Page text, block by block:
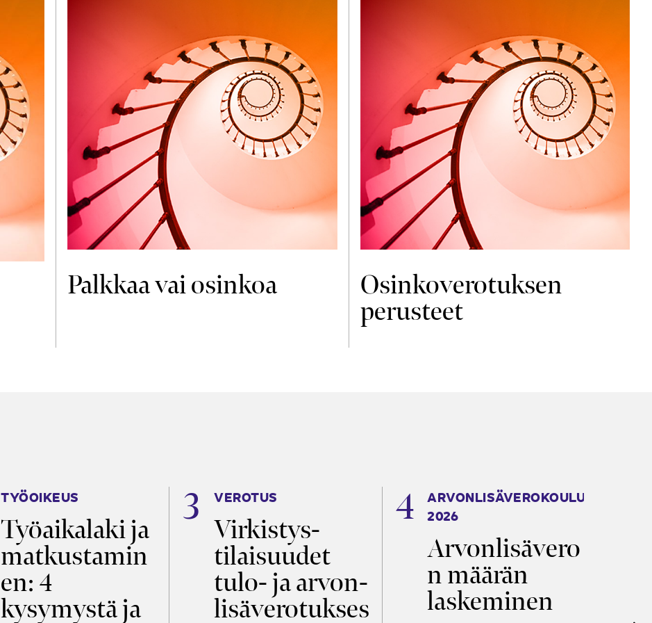
Palkkaa vai osinkoa Osinkoverotuksen
perusteet
TYÖOIKEUS
Työaikalaki ja
matkustamin
en: 4
kysymystä ja
VEROTUS
Virkistys­
tilaisuudet
tulo- ja arvon­
lisäverotukses
ARVONLISÄVEROKOULU
2026
Arvonlisävero
n määrän
laskeminen